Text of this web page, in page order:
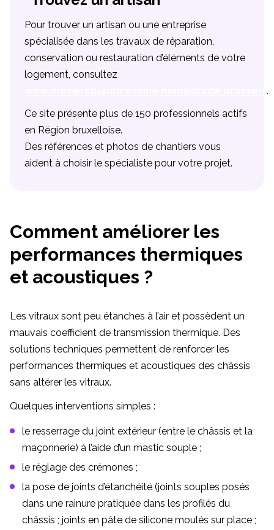
Pour trouver un artisan ou une entreprise
spécialisée dans les travaux de réparation,
conservation ou restauration d’éléments de votre
logement, consultez
.
Ce site présente plus de 150 professionnels actifs
en Région bruxelloise.
Des références et photos de chantiers vous
aident à choisir le spécialiste pour votre projet.
Comment améliorer les
performances thermiques
et acoustiques ?
Les vitraux sont peu étanches à l’air et possèdent un
mauvais coefficient de transmission thermique. Des
solutions techniques permettent de renforcer les
performances thermiques et acoustiques des châssis
sans altérer les vitraux.
Quelques interventions simples :
le resserrage du joint extérieur (entre le châssis et la
maçonnerie) à l’aide d’un mastic souple ;
le réglage des crémones ;
la pose de joints d’étanchéité (joints souples posés
dans une rainure pratiquée dans les profilés du
châssis ; joints en pâte de silicone moulés sur place ;